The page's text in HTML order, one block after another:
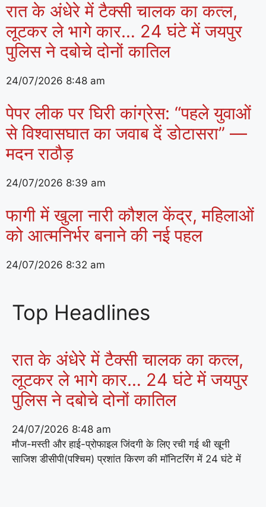
रात के अंधेरे में टैक्सी चालक का कत्ल,
लूटकर ले भागे कार… 24 घंटे में जयपुर
पुलिस ने दबोचे दोनों कातिल
24/07/2026 8:48 am
पेपर लीक पर घिरी कांग्रेस: “पहले युवाओं
से विश्वासघात का जवाब दें डोटासरा” —
मदन राठौड़
24/07/2026 8:39 am
फागी में खुला नारी कौशल केंद्र, महिलाओं
को आत्मनिर्भर बनाने की नई पहल
24/07/2026 8:32 am
Top Headlines
रात के अंधेरे में टैक्सी चालक का कत्ल,
लूटकर ले भागे कार… 24 घंटे में जयपुर
पुलिस ने दबोचे दोनों कातिल
24/07/2026 8:48 am
मौज-मस्ती और हाई-प्रोफाइल जिंदगी के लिए रची गई थी खूनी
साजिश डीसीपी(पश्चिम) प्रशांत किरण की मॉनिटरिंग में 24 घंटे में